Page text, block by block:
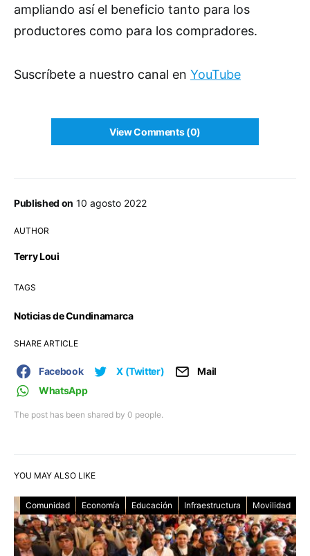
Published on 10 agosto 2022
AUTHOR
Terry Loui
TAGS
Noticias de Cundinamarca
SHARE ARTICLE
The post has been shared by 0 people.
Facebook X (Twitter)
Mail
WhatsApp
ampliando así el beneficio tanto para los
productores como para los compradores.
Suscríbete a nuestro canal en YouTube
View Comments (0)
YOU MAY ALSO LIKE
Comunidad Economía Educación Infraestructura Movilidad